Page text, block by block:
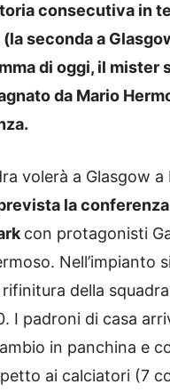
consecutiva in
seconda a
di oggi, il mister
da Mario
volerà a Glasgow a
la
con protagonisti
Nell’impianto
della
I padroni di casa
in panchina e
ai calciatori (7